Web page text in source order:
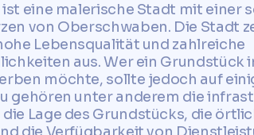
ist eine malerische Stadt mit einer
von Oberschwaben. Die Stadt
Lebensqualität und zahlreiche
aus. Wer ein Grundstück
möchte, sollte jedoch auf
gehören unter anderem die
Lage des Grundstücks, die